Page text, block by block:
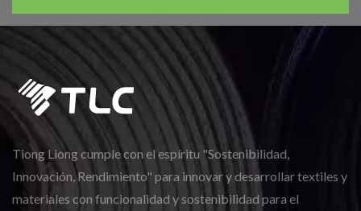
Tiong Liong cumple con el espíritu "Sostenibilidad,
Innovación, Rendimiento" para innovar y desarrollar textiles y
materiales con funcionalidad y sostenibilidad para el